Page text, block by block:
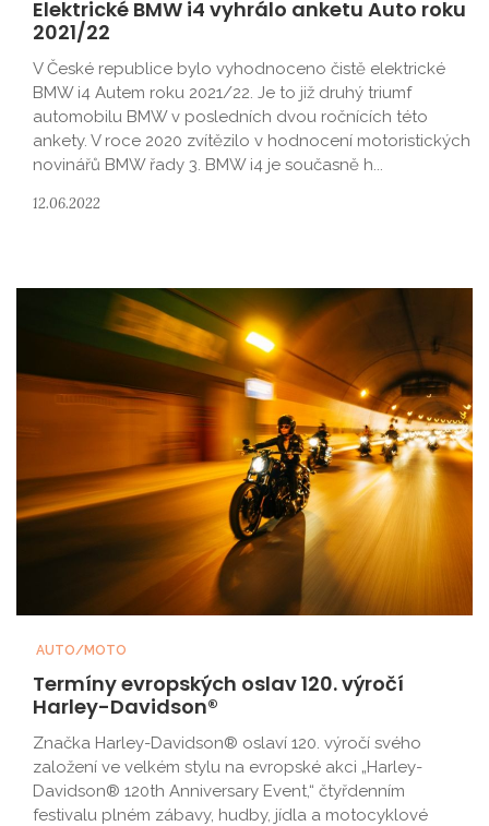
Elektrické BMW i4 vyhrálo anketu Auto roku
2021/22
V České republice bylo vyhodnoceno čistě elektrické
BMW i4 Autem roku 2021/22. Je to již druhý triumf
automobilu BMW v posledních dvou ročnících této
ankety. V roce 2020 zvítězilo v hodnocení motoristických
novinářů BMW řady 3. BMW i4 je současně h...
12.06.2022
AUTO/MOTO
Termíny evropských oslav 120. výročí
Harley-Davidson®
Značka Harley-Davidson® oslaví 120. výročí svého
založení ve velkém stylu na evropské akci „Harley-
Davidson® 120th Anniversary Event,“ čtyřdenním
festivalu plném zábavy, hudby, jídla a motocyklové